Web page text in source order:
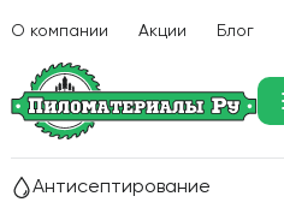
О компании Акции Блог
Антисептирование